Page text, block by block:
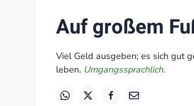
Auf großem
Viel Geld ausgeben; es sich gut
leben. Umgangssprachlich.